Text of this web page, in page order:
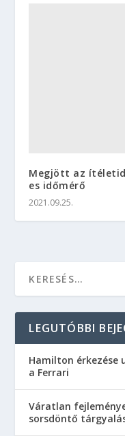
Megjött az
es időmérő
2021.09.25.
LEGUTÓBBI
Hamilton
a Ferrari
Váratlan
sorsdöntő